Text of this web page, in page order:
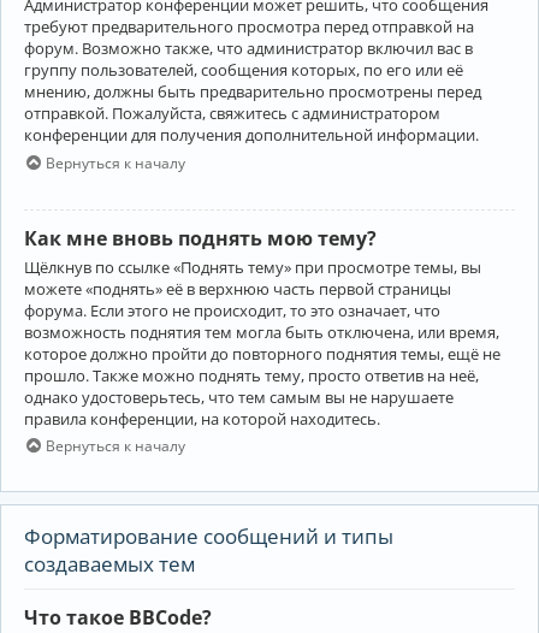
Администратор конференции может решить, что сообщения
требуют предварительного просмотра перед отправкой на
форум. Возможно также, что администратор включил вас в
группу пользователей, сообщения которых, по его или её
мнению, должны быть предварительно просмотрены перед
отправкой. Пожалуйста, свяжитесь с администратором
конференции для получения дополнительной информации.
Вернуться к началу
Как мне вновь поднять мою тему?
Щёлкнув по ссылке «Поднять тему» при просмотре темы, вы
можете «поднять» её в верхнюю часть первой страницы
форума. Если этого не происходит, то это означает, что
возможность поднятия тем могла быть отключена, или время,
которое должно пройти до повторного поднятия темы, ещё не
прошло. Также можно поднять тему, просто ответив на неё,
однако удостоверьтесь, что тем самым вы не нарушаете
правила конференции, на которой находитесь.
Вернуться к началу
Форматирование сообщений и типы
создаваемых тем
Что такое BBCode?